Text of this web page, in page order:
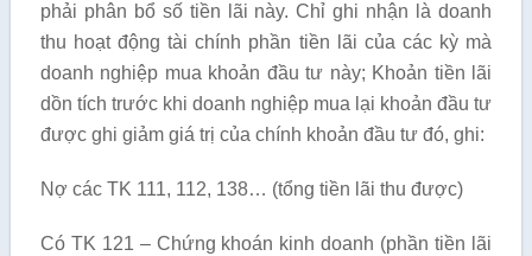
phải phân bổ số tiền lãi này. Chỉ ghi nhận là doanh
thu hoạt động tài chính phần tiền lãi của các kỳ mà
doanh nghiệp mua khoản đầu tư này; Khoản tiền lãi
dồn tích trước khi doanh nghiệp mua lại khoản đầu tư
được ghi giảm giá trị của chính khoản đầu tư đó, ghi:
Nợ các TK 111, 112, 138… (tổng tiền lãi thu được)
Có TK 121 – Chứng khoán kinh doanh (phần tiền lãi